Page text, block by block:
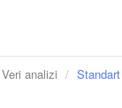
Veri analizi